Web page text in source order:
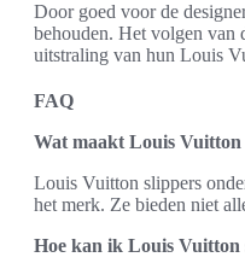
Door goed voor de
behouden. Het volgen van
uitstraling van hun Louis
FAQ
Wat maakt Louis
Louis Vuitton slippers
het merk. Ze bieden niet
Hoe kan ik Louis Vuitton